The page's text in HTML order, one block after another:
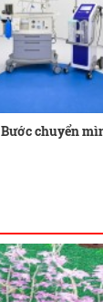
Bước chuyển